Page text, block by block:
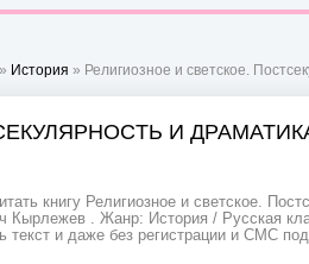
» История » Религиозное и светское.
И
книгу Религиозное и светское.
. Жанр: История / Русская
текст и даже без регистрации и СМС